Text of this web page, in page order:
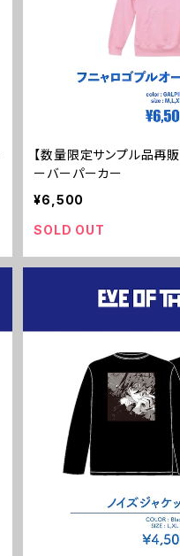
【数量限定サンプル品再
ーバーパーカー
¥6,500
SOLD OUT